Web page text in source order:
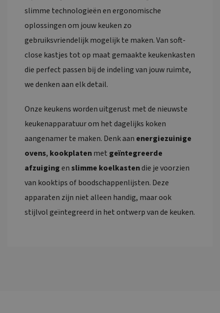
slimme technologieën en ergonomische
oplossingen om jouw keuken zo
gebruiksvriendelijk mogelijk te maken. Van soft-
close kastjes tot op maat gemaakte keukenkasten
die perfect passen bij de indeling van jouw ruimte,
we denken aan elk detail.
Onze keukens worden uitgerust met de nieuwste
keukenapparatuur om het dagelijks koken
aangenamer te maken. Denk aan energiezuinige
ovens, kookplatenmet geïntegreerde
afzuigingenslimme koelkastendie je voorzien
van kooktips of boodschappenlijsten. Deze
apparaten zijn niet alleen handig, maar ook
stijlvol geïntegreerd in het ontwerp van de keuken.